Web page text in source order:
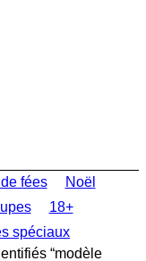
fées
Noël
18+
spéciaux
“modèle